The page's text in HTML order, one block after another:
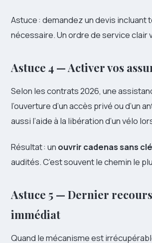
Astuce : demandez un devis
nécessaire. Un ordre de service
Astuce 4 — Activer vos
Selon les contrats 2026, une
l’ouverture d’un accès privé ou
aussi l’aide à la libération d’un vélo
Résultat : un ouvrir cadenassans clé
audités. C’est souvent le chemin le
Astuce 5 — Dernier
immédiat
Quand le mécanisme est